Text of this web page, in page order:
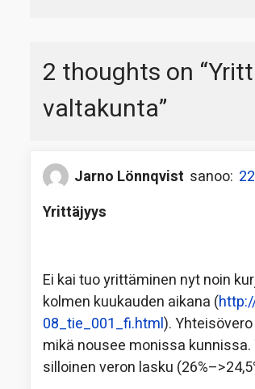
2 thoughts on “
valtakunta”
Jarno Lönnqvist sanoo:
Yrittäjyys
Ei kai tuo yrittäminen nyt noin
kolmen kuukauden aikana (
08_tie_001_fi.html).
mikä nousee monissa
silloinen veron lasku